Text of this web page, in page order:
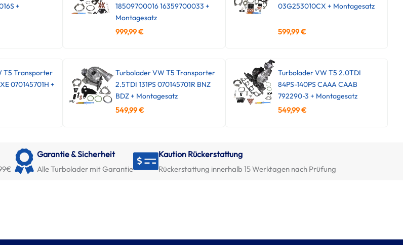
+
18509700016 16359700033 +
Montagesatz
999,99€
03G253010CX + Montagesatz
599,99€
T5 Transporter
070145701H +
Turbolader VW T5 Transporter
2.5TDI 131PS 070145701R BNZ
BDZ + Montagesatz
549,99€
Turbolader VW T5 2.0TDI
84PS-140PS CAAA CAAB
792290-3 + Montagesatz
549,99€
Garantie & Sicherheit
Alle Turbolader mit Garantie
Kaution Rückerstattung
Rückerstattung innerhalb 15 Werktagen nach Prüfung